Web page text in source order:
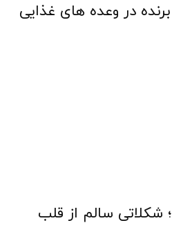
شکلات Mojo Cacao؛ شکلاتی سالم از قلب